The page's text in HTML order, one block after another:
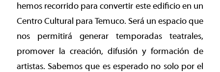
hemos recorrido para convertir este edificio en un
Centro Cultural para Temuco. Será un espacio que
nos permitirá generar temporadas teatrales,
promover la creación, difusión y formación de
artistas. Sabemos que es esperado no solo por el